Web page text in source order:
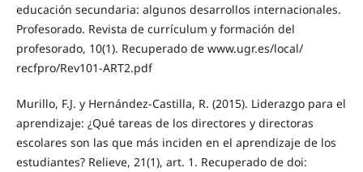
educación secundaria: algunos desarrollos internacionales.
Profesorado. Revista de currículum y formación del
profesorado, 10(1). Recuperado de www.ugr.es/local/
recfpro/Rev101-ART2.pdf
Murillo, F.J. y Hernández-Castilla, R. (2015). Liderazgo para el
aprendizaje: ¿Qué tareas de los directores y directoras
escolares son las que más inciden en el aprendizaje de los
estudiantes? Relieve, 21(1), art. 1. Recuperado de doi: